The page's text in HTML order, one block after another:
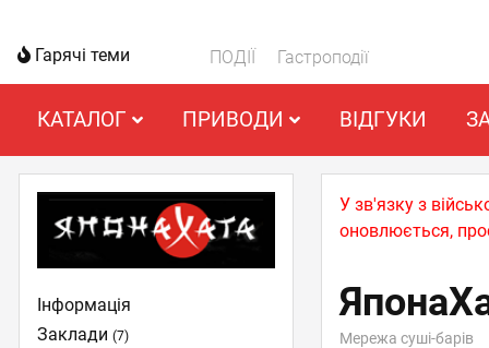
Гарячі теми ПОДІЇ Гастроподії
КАТАЛОГ ПРИВОДИ ВІДГУКИ
У зв'язку з
оновлюється,
Мережа суші-барів
Інформація
Заклади(7)